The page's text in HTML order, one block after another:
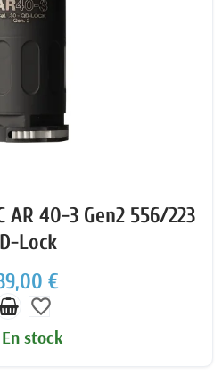
AR 40-3 Gen2 556/223
Lock
€
favorite_border
stock